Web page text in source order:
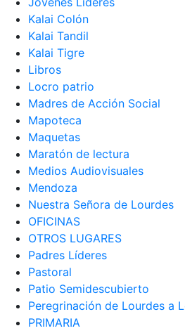
Kalai Colón
Kalai Tandil
Kalai Tigre
Libros
Locro patrio
Madres de Acción Social
Mapoteca
Maquetas
Maratón de lectura
Medios Audiovisuales
Mendoza
Nuestra Señora de Lourdes
OFICINAS
OTROS LUGARES
Padres Líderes
Pastoral
Patio Semidescubierto
Peregrinación de Lourdes a
PRIMARIA